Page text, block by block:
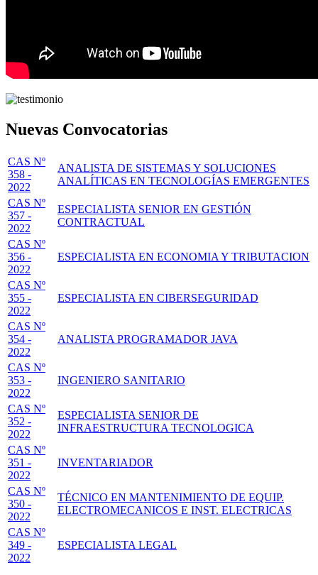
Nuevas Convocatorias
CAS Nº
358 -
2022
ANALISTA DE SISTEMAS Y SOLUCIONES
ANALÍTICAS EN TECNOLOGÍAS EMERGENTES
CAS Nº
357 -
2022
ESPECIALISTA SENIOR EN GESTIÓN
CONTRACTUAL
CAS Nº
356 -
2022
ESPECIALISTA EN ECONOMIA Y TRIBUTACION
CAS Nº
355 -
2022
ESPECIALISTA EN CIBERSEGURIDAD
CAS Nº
354 -
2022
ANALISTA PROGRAMADOR JAVA
CAS Nº
353 -
2022
INGENIERO SANITARIO
CAS Nº
352 -
2022
ESPECIALISTA SENIOR DE
INFRAESTRUCTURA TECNOLOGICA
CAS Nº
351 -
2022
INVENTARIADOR
CAS Nº
350 -
2022
TÉCNICO EN MANTENIMIENTO DE EQUIP.
ELECTROMECANICOS E INST. ELECTRICAS
CAS Nº
349 -
2022
ESPECIALISTA LEGAL